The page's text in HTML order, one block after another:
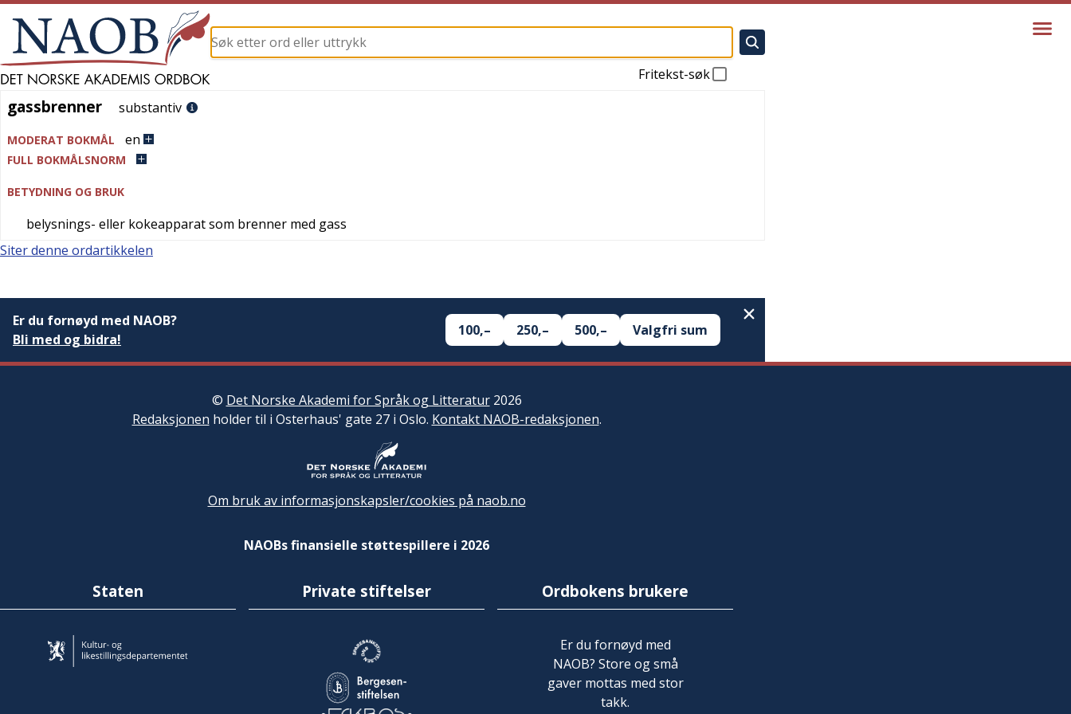
Fritekst-søk
gassbrenner
gassbrenner substantiv
MODERAT BOKMÅL en
FULL BOKMÅLSNORM
BETYDNING OG BRUK
belysnings- eller kokeapparat som brenner med gass
Siter denne ordartikkelen
Er du fornøyd med NAOB?
Bli med og bidra!
100,– 250,– 500,– Valgfri sum
© Det Norske Akademi for Språk og Litteratur2026
Redaksjonen holder til i Osterhaus' gate 27 i Oslo. Kontakt NAOB-redaksjonen.
Om bruk av informasjonskapsler/cookies på naob.no
NAOBs finansielle støttespillere i 2026
Staten Private stiftelser Ordbokens brukere
Er du fornøyd med
NAOB? Store og små
gaver mottas med stor
takk.